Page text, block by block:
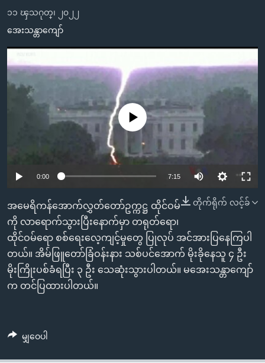
ကျော်
ညွန်း
စာမျက်နှာ
နေရာ
ကျော်
ရန်
အမေရိကန်သုံးအီဒီယံ
မကြေးမုံရဲ့ အင်္ဂလိပ်စာ
သုတပဒေသာ အင်္ဂလိပ်စာ
အပတ်စဉ်ကဏ္ဍများ
ရေဒီယို
ရေဒီယိုနှင့်ရုပ်သံ အချက်အလက်များ
Learning English
ဗွီအိုအေ လူမှုကွန်ယက်များ
ဘာသာစကားများ
၁၁ ၾသဂုတ္၊ ၂၀၂၂
အေးသန္တာကျော်
No media source currently available
0:00 7:15
တိုက်ရိုက် လင့်ခ်
အမေရိကန်အောက်လွှတ်တော်ဥက္ကဋ္ဌ ထိုင်ဝမ်
ကို လာရောက်သွားပြီးနောက်မှာ တရုတ်ရော၊
ထိုင်ဝမ်ရော စစ်ရေးလေ့ကျင့်မှုတွေ ပြုလုပ် အင်အားပြနေကြပါ
တယ်။ အိမ်ဖြူတော်ခြံဝန်းနား သစ်ပင်အောက် မိုးခိုနေသူ ၄ ဦး
မိုးကြိုးပစ်ခံရပြီး ၃ ဦး သေဆုံးသွားပါတယ်။ မအေးသန္တာကျော်
က တင်ပြထားပါတယ်။
မျှဝေပါ